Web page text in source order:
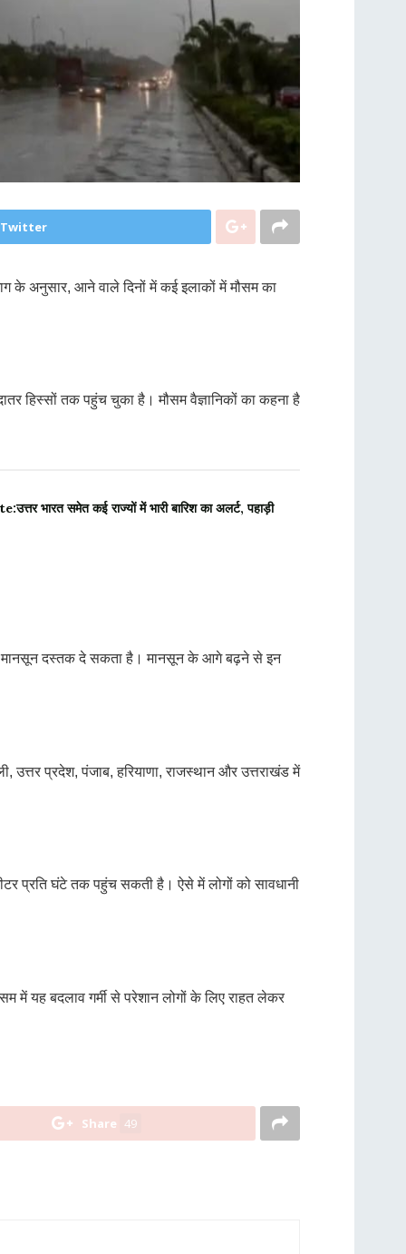
Twitter
के अनुसार, आने वाले दिनों में कई इलाकों में मौसम का
हिस्सों तक पहुंच चुका है। मौसम वैज्ञानिकों का कहना है
भारत समेत कई राज्यों में भारी बारिश का अलर्ट, पहाड़ी
में मानसून दस्तक दे सकता है। मानसून के आगे बढ़ने से इन
उत्तर प्रदेश, पंजाब, हरियाणा, राजस्थान और उत्तराखंड में
प्रति घंटे तक पहुंच सकती है। ऐसे में लोगों को सावधानी
में यह बदलाव गर्मी से परेशान लोगों के लिए राहत लेकर
Share 49